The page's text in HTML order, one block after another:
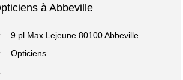
à Abbeville
9 pl Max Lejeune80100 Abbeville
Opticiens